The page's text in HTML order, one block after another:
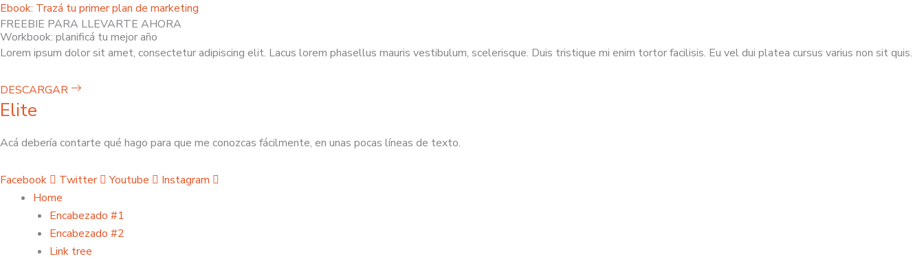
Ebook: Trazá tu primer plan de marketing
FREEBIE PARA LLEVARTE AHORA
Workbook: planificá tu mejor año
Lorem ipsum dolor sit amet, consectetur adipiscing elit. Lacus lorem phasellus mauris vestibulum, scelerisque. Duis tristique mi enim tortor facilisis. Eu vel dui platea cursus varius non sit quis.
DESCARGAR
Elite
Acá debería contarte qué hago para que me conozcas fácilmente, en unas pocas líneas de texto.
Facebook Twitter Youtube
Instagram
Home
Encabezado #1
Encabezado #2
Link tree